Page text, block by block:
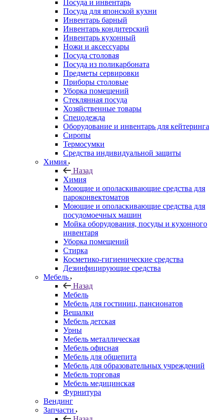
Посуда и инвентарь
Посуда для японской кухни
Инвентарь барный
Инвентарь кондитерский
Инвентарь кухонный
Ножи и аксессуары
Посуда столовая
Посуда из поликарбоната
Предметы сервировки
Приборы столовые
Уборка помещений
Стеклянная посуда
Хозяйственные товары
Спецодежда
Оборудование и инвентарь для кейтеринга
Сиропы
Термосумки
Средства индивидуальной защиты
Химия
Назад
Химия
Моющие и ополаскивающие средства для
пароконвектоматов
Моющие и ополаскивающие средства для
посудомоечных машин
Мойка оборудования, посуды и кухонного
инвентаря
Уборка помещений
Стирка
Косметико-гигиенические средства
Дезинфицирующие средства
Мебель
Назад
Мебель
Мебель для гостиниц, пансионатов
Вешалки
Мебель детская
Урны
Мебель металлическая
Мебель офисная
Мебель для общепита
Мебель для образовательных учреждений
Мебель торговая
Мебель медицинская
Фурнитура
Вендинг
Запчасти